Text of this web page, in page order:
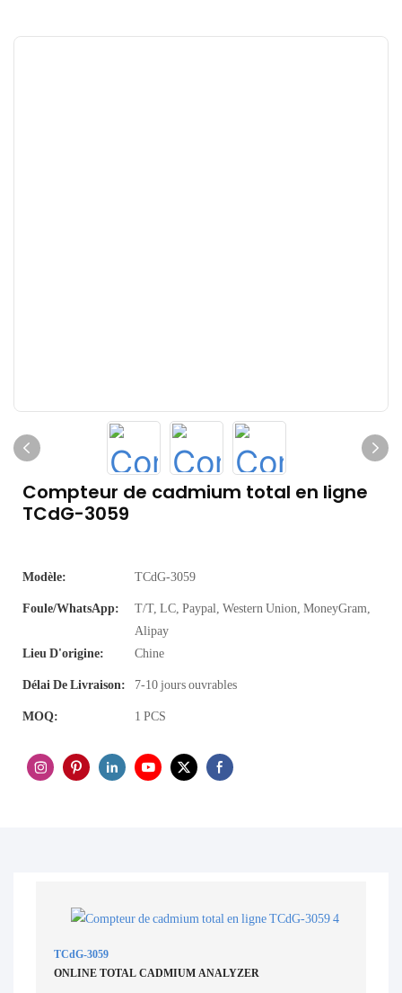
Compteur de cadmium total en ligne
TCdG-3059
Modèle: TCdG-3059
Foule/WhatsApp:
T/T, LC, Paypal, Western Union, MoneyGram,
Alipay
Lieu D'origine:
Chine
Délai De Livraison: 7-10 jours ouvrables
MOQ: 1 PCS
TCdG-3059
ONLINE TOTAL CADMIUM ANALYZER